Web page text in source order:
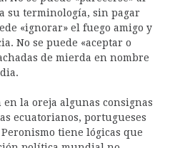
su terminología, sin pagar
«ignorar» el fuego amigo y
No se puede «aceptar o
de mierda en nombre
la oreja algunas consignas
ecuatorianos, portugueses
tiene lógicas que